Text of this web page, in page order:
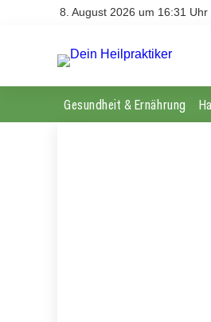
8. August 2026 um 16:31 Uhr
Gesundheit & Ernährung